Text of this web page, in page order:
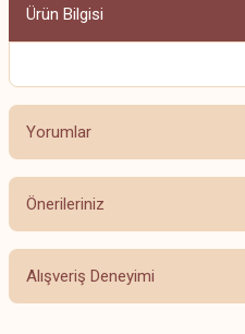
Ürün Bilgisi
Yorumlar
Bu ürüne ilk
Önerileriniz
Bu ürünün fiyat bilgisi, resim, ürün
yetersiz gördüğünüz noktaları
iletebilirsiniz.
Alışveriş Deneyimi